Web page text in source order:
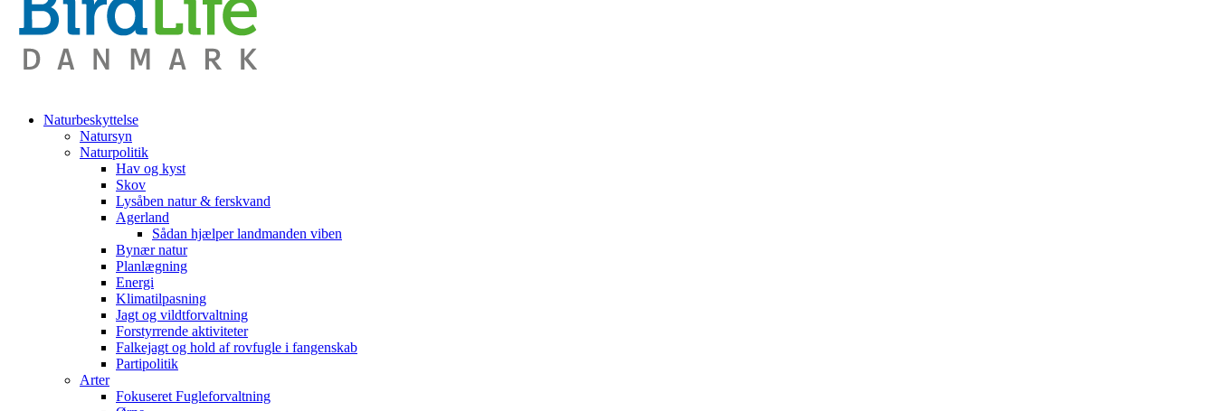
Naturbeskyttelse
Natursyn
Naturpolitik
Hav og kyst
Skov
Lysåben natur & ferskvand
Agerland
Sådan hjælper landmanden viben
Bynær natur
Planlægning
Energi
Klimatilpasning
Jagt og vildtforvaltning
Forstyrrende aktiviteter
Falkejagt og hold af rovfugle i fangenskab
Partipolitik
Arter
Fokuseret Fugleforvaltning